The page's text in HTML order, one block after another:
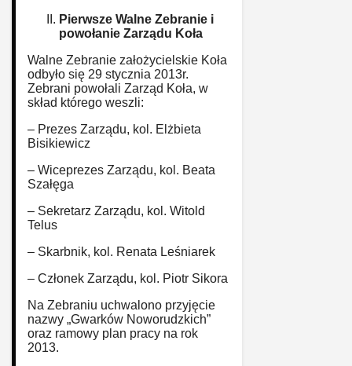
Pierwsze Walne Zebranie i
powołanie Zarządu Koła
Walne Zebranie założycielskie Koła
odbyło się 29 stycznia 2013r.
Zebrani powołali Zarząd Koła, w
skład którego weszli:
– Prezes Zarządu, kol. Elżbieta
Bisikiewicz
– Wiceprezes Zarządu, kol. Beata
Szałęga
– Sekretarz Zarządu, kol. Witold
Telus
– Skarbnik, kol. Renata Leśniarek
– Członek Zarządu, kol. Piotr Sikora
Na Zebraniu uchwalono przyjęcie
nazwy „Gwarków Noworudzkich”
oraz ramowy plan pracy na rok
2013.